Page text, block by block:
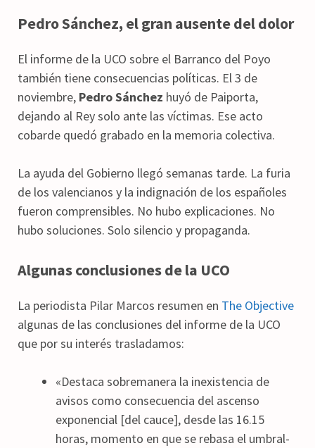
Pedro Sánchez, el gran ausente del dolor
El informe de la UCO sobre el Barranco del Poyo
también tiene consecuencias políticas. El 3 de
noviembre, Pedro Sánchez huyó de Paiporta,
dejando al Rey solo ante las víctimas. Ese acto
cobarde quedó grabado en la memoria colectiva.
La ayuda del Gobierno llegó semanas tarde. La furia
de los valencianos y la indignación de los españoles
fueron comprensibles. No hubo explicaciones. No
hubo soluciones. Solo silencio y propaganda.
Algunas conclusiones de la UCO
La periodista Pilar Marcos resumen en The Objective
algunas de las conclusiones del informe de la UCO
que por su interés trasladamos:
«Destaca sobremanera la inexistencia de
avisos como consecuencia del ascenso
exponencial [del cauce], desde las 16.15
horas, momento en que se rebasa el umbral-